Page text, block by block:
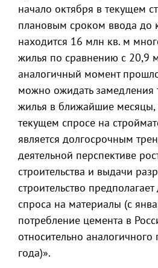
начало октября в текущем
плановым сроком ввода до
находится 16 млн кв. м
жилья по сравнению с 20,9
аналогичный момент
можно ожидать замедления
жилья в ближайшие месяцы,
текущем спросе на
является долгосрочным
деятельной перспективе
строительства и выдачи
строительство
спроса на материалы (с
потребление цемента в
относительно
года)».